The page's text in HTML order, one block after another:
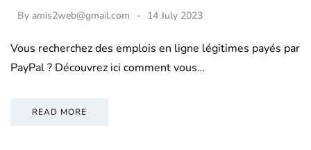
By amis2web@gmail.com 14 July 2023
Vous recherchez des emplois en ligne légitimes payés par
PayPal ? Découvrez ici comment vous…
READ MORE